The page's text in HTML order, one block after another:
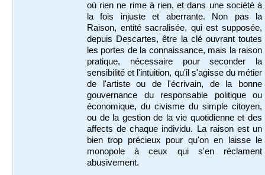
où rien ne rime à rien, et dans une société à
la fois injuste et aberrante. Non pas la
Raison, entité sacralisée, qui est supposée,
depuis Descartes, être la clé ouvrant toutes
les portes de la connaissance, mais la raison
pratique, nécessaire pour seconder la
sensibilité et l'intuition, qu'il s'agisse du métier
de l'artiste ou de l'écrivain, de la bonne
gouvernance du responsable politique ou
économique, du civisme du simple citoyen,
ou de la gestion de la vie quotidienne et des
affects de chaque individu. La raison est un
bien trop précieux pour qu'on en laisse le
monopole à ceux qui s'en réclament
abusivement.